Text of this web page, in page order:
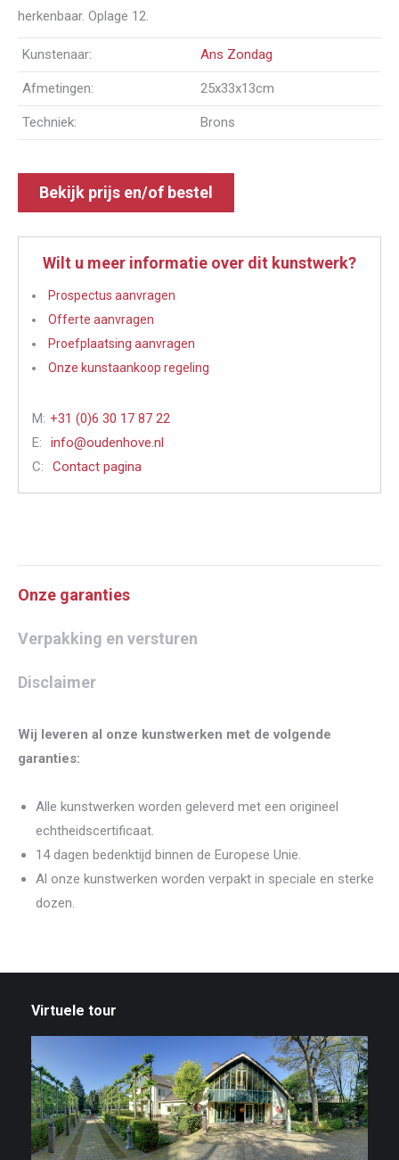
herkenbaar. Oplage 12.
Kunstenaar: Ans Zondag
Afmetingen: 25x33x13cm
Techniek: Brons
Bekijk prijs en/of bestel
Wilt u meer informatie over dit kunstwerk?
Prospectus aanvragen
Offerte aanvragen
Proefplaatsing aanvragen
Onze kunstaankoop regeling
M: +31 (0)6 30 17 87 22
E:
info@oudenhove.nl
C:
Contact pagina
Onze garanties
Verpakking en versturen
Disclaimer
Wij leveren al onze kunstwerken met de volgende
garanties:
Alle kunstwerken worden geleverd met een origineel
echtheidscertificaat.
14 dagen bedenktijd binnen de Europese Unie.
Al onze kunstwerken worden verpakt in speciale en sterke
dozen.
Virtuele tour